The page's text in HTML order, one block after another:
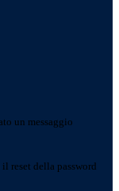
un messaggio
reset della password